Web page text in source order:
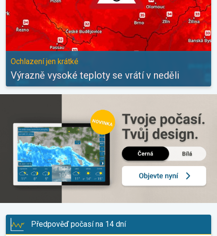
Ochlazení jen krátké
Výrazně vysoké teploty se vrátí v neděli
Předpověď počasí na 14 dní